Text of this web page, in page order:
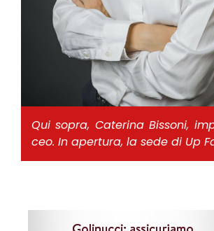
Qui sopra, Caterina Bissoni,
ceo. In apertura, la sede di Up